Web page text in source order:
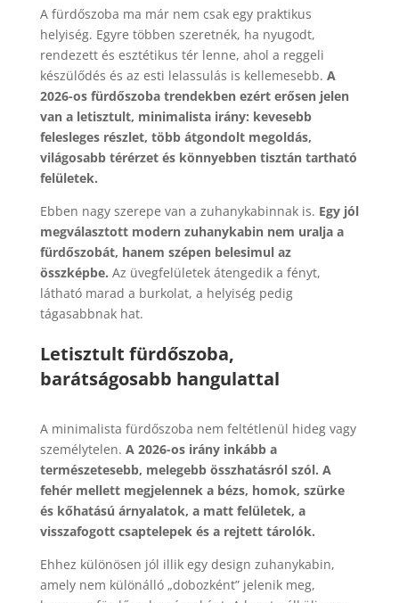
A fürdőszoba ma már nem csak egy praktikus
helyiség. Egyre többen szeretnék, ha nyugodt,
rendezett és esztétikus tér lenne, ahol a reggeli
készülődés és az esti lelassulás is kellemesebb. A
2026-os fürdőszoba trendekben ezért erősen jelen
van a letisztult, minimalista irány: kevesebb
felesleges részlet, több átgondolt megoldás,
világosabb térérzet és könnyebben tisztán tartható
felületek.
Ebben nagy szerepe van a zuhanykabinnak is. Egy jól
megválasztott modern zuhanykabin nem uralja a
fürdőszobát, hanem szépen belesimul az
összképbe. Az üvegfelületek átengedik a fényt,
látható marad a burkolat, a helyiség pedig
tágasabbnak hat.
Letisztult fürdőszoba,
barátságosabb hangulattal
A minimalista fürdőszoba nem feltétlenül hideg vagy
személytelen. A 2026-os irány inkább a
természetesebb, melegebb összhatásról szól. A
fehér mellett megjelennek a bézs, homok, szürke
és kőhatású árnyalatok, a matt felületek, a
visszafogott csaptelepek és a rejtett tárolók.
Ehhez különösen jól illik egy design zuhanykabin,
amely nem különálló „dobozként” jelenik meg,